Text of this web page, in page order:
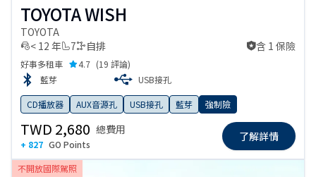
TOYOTA WISH
TOYOTA
< 12 年
7 自排
含 1 保險 含 1 保險
好事多租車 4.7 (19 評論)
藍芽
USB接孔
CD播放器 AUX音源孔 USB接孔 藍芽 強制險
TWD 2,680 總費用
+ 827 GO Points
了解詳情
不開放國際駕照